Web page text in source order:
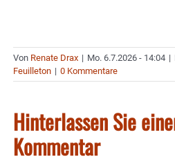
Von Renate Drax | Mo. 6.7.2026 - 14:04 |
Feuilleton | 0 Kommentare
Hinterlassen Sie
Kommentar